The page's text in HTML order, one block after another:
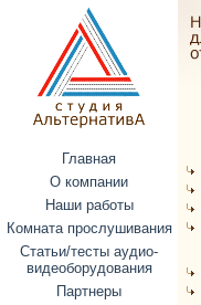
Главная
О компании
Наши работы
Комната прослушивания
Статьи/тесты аудио-
видеоборудования
Партнеры